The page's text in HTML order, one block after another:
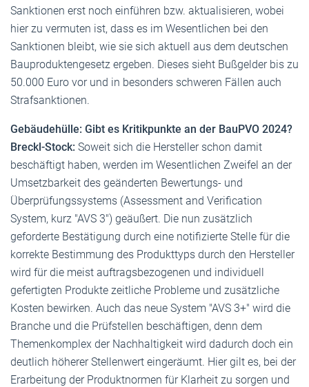
Sanktionen erst noch einführen bzw. aktualisieren, wobei
hier zu vermuten ist, dass es im Wesentlichen bei den
Sanktionen bleibt, wie sie sich aktuell aus dem deutschen
Bauproduktengesetz ergeben. Dieses sieht Bußgelder bis zu
50.000 Euro vor und in besonders schweren Fällen auch
Strafsanktionen.
Gebäudehülle: Gibt es Kritikpunkte an der BauPVO 2024?
Breckl-Stock: Soweit sich die Hersteller schon damit
beschäftigt haben, werden im Wesentlichen Zweifel an der
Umsetzbarkeit des geänderten Bewertungs- und
Überprüfungssystems (Assessment and Verification
System, kurz "AVS 3") geäußert. Die nun zusätzlich
geforderte Bestätigung durch eine notifizierte Stelle für die
korrekte Bestimmung des Produkttyps durch den Hersteller
wird für die meist auftragsbezogenen und individuell
gefertigten Produkte zeitliche Probleme und zusätzliche
Kosten bewirken. Auch das neue System "AVS 3+" wird die
Branche und die Prüfstellen beschäftigen, denn dem
Themenkomplex der Nachhaltigkeit wird dadurch doch ein
deutlich höherer Stellenwert eingeräumt. Hier gilt es, bei der
Erarbeitung der Produktnormen für Klarheit zu sorgen und